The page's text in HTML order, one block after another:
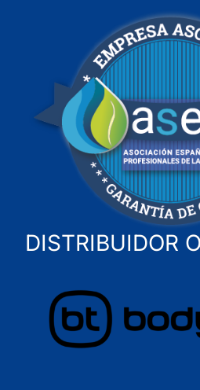
DISTRIBUIDOR